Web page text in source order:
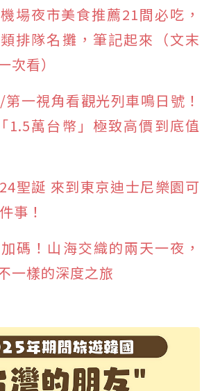
場夜市美食推薦21間必吃，
排隊名攤，筆記起來（文末
次看）
一視角看觀光列車鳴日號！
1.5萬台幣」極致高價到底值
聖誕 來到東京迪士尼樂園可
事！
碼！山海交織的兩天一夜，
一樣的深度之旅